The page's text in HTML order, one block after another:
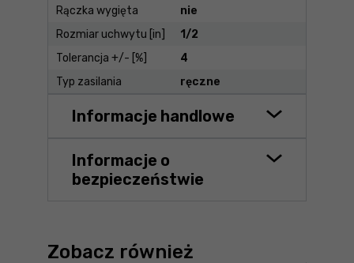
Rączka wygięta
nie
Rozmiar uchwytu [in]
1/2
Tolerancja +/- [%]
4
Typ zasilania
ręczne
Informacje handlowe
Informacje o
bezpieczeństwie
Zobacz również